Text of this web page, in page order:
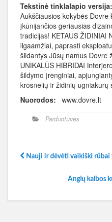
Tekstinė tinklalapio versija:
Aukščiausios kokybės Dovre
įkūnijančios geriausias
tradicijas! KETAUS ŽIDINIAI
ilgaamžiai, paprasti
šildantys Jūsų namus Dovre
UNIKALŪS HIBRIDAI
šildymo įrenginiai,
krosnelių ir židinių ugniakurų
Nuorodos: www.dovre.lt
Parduotuvės
Nauji ir dėvėti vaikiški
Anglų kalbos